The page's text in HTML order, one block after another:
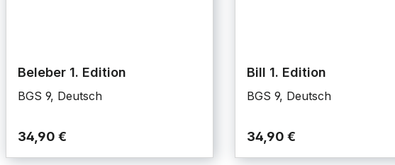
Beleber 1. Edition
BGS 9, Deutsch
34,90 €
Bill 1. Edition
BGS 9, Deutsch
34,90 €